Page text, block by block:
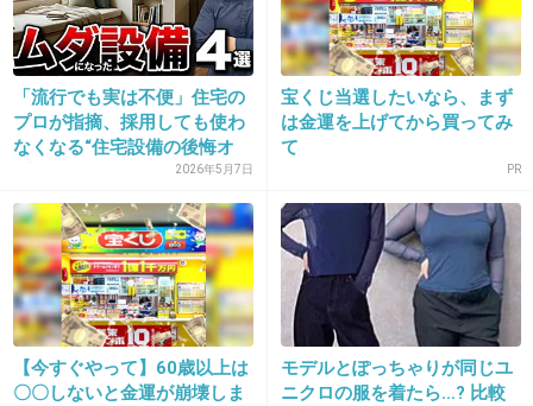
トピ画フリー素材かと思ったw
20. 匿名2018/11/30(金) 18:08:25
早くよしもとも別の推し女芸人見つけてよ、こ
の人つまらないしそろそろゴリ押しに無理出て
きたよ
「流行でも実は不便」住宅の
プロが指摘、採用しても使わ
なくなる“住宅設備の後悔オ
2026年5月7日
宝くじ当選したいなら、まず
は金運を上げてから買ってみ
て
PR
【今すぐやって】60歳以上は
〇〇しないと金運が崩壊しま
モデルとぽっちゃりが同じユ
ニクロの服を着たら…? 比較